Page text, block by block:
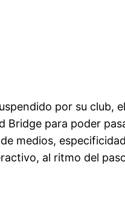
por su club,
Bridge para poder
medios,
al ritmo del